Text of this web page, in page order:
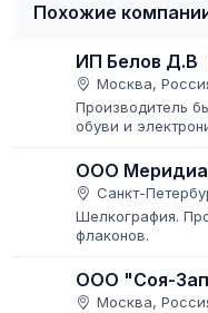
Похожие
ИП Белов Д.В
Москва,
Производитель
обуви и
ООО
Санкт-
Шелкография.
флаконов.
ООО "Соя-
Москва,